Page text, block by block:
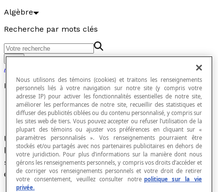
Algèbre
Recherche par mots clés
Aller
Algèbre
Équation d'addition
Une équation contenant une inconnue, appelée
le
terme manquant, soit l'un des deux termes ou
sa somme, est généralement appelée une
équation d'addition.
Nous utilisons des témoins (cookies) et traitons les renseignements
personnels liés à votre navigation sur notre site (y compris votre
adresse IP) pour activer les fonctionnalités essentielles de notre site,
améliorer les performances de notre site, recueillir des statistiques et
diffuser des publicités ciblées ou du contenu personnalisé, y compris sur
les sites web de tiers. Vous pouvez accepter ou refuser l’utilisation de la
plupart des témoins ou ajuster vos préférences en cliquant sur «
paramètres personnalisés ». Vos renseignements pourraient être
stockés et/ou partagés avec nos partenaires publicitaires en dehors de
votre juridiction. Pour plus d’informations sur la manière dont nous
gérons les renseignements personnels, y compris vos droits d’accéder et
de corriger vos renseignements personnels et votre droit de retirer
votre consentement, veuillez consulter notre politique sur la vie
privée.